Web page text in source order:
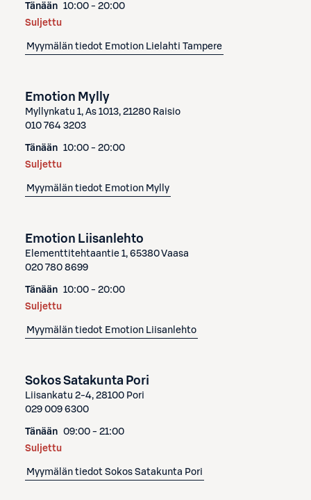
Tänään 10:00 - 20:00
Suljettu
Myymälän tiedot Emotion Lielahti Tampere
Emotion Mylly
Myllynkatu 1, As 1013, 21280 Raisio
010 764 3203
Tänään 10:00 - 20:00
Suljettu
Myymälän tiedot Emotion Mylly
Emotion Liisanlehto
Elementtitehtaantie 1, 65380 Vaasa
020 780 8699
Tänään 10:00 - 20:00
Suljettu
Myymälän tiedot Emotion Liisanlehto
Sokos Satakunta Pori
Liisankatu 2-4, 28100 Pori
029 009 6300
Tänään 09:00 - 21:00
Suljettu
Myymälän tiedot Sokos Satakunta Pori